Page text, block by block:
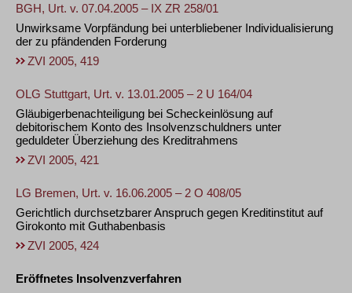
BGH, Urt. v. 07.04.2005 – IX ZR 258/01
Unwirksame Vorpfändung bei unterbliebener Individualisierung
der zu pfändenden Forderung
ZVI 2005, 419
OLG Stuttgart, Urt. v. 13.01.2005 – 2 U 164/04
Gläubigerbenachteiligung bei Scheckeinlösung auf
debitorischem Konto des Insolvenzschuldners unter
geduldeter Überziehung des Kreditrahmens
ZVI 2005, 421
LG Bremen, Urt. v. 16.06.2005 – 2 O 408/05
Gerichtlich durchsetzbarer Anspruch gegen Kreditinstitut auf
Girokonto mit Guthabenbasis
ZVI 2005, 424
Eröffnetes Insolvenzverfahren